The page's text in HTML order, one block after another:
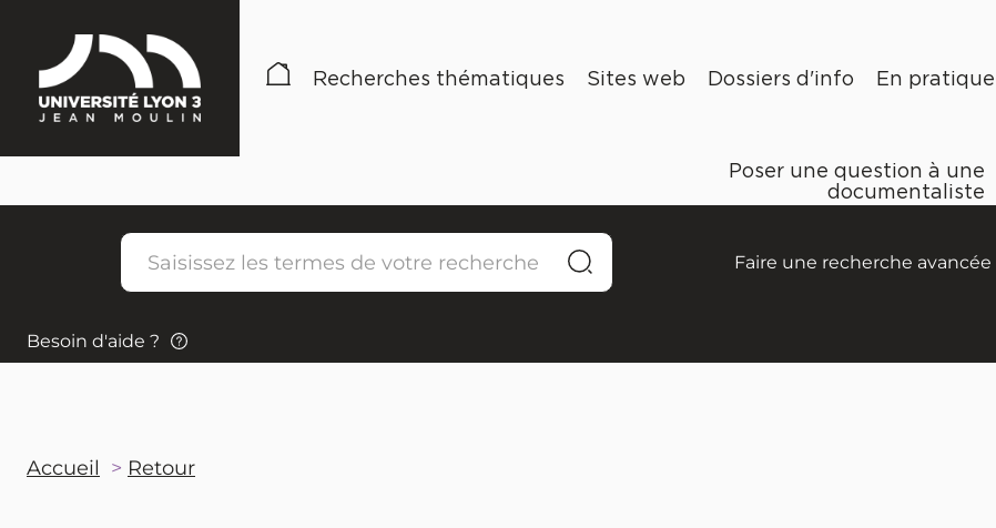
Recherches thématiques Sites web Dossiers d'info En pratique
Poser une question à une
documentaliste
Faire une recherche avancée
Besoin d'aide ?
Accueil Retour